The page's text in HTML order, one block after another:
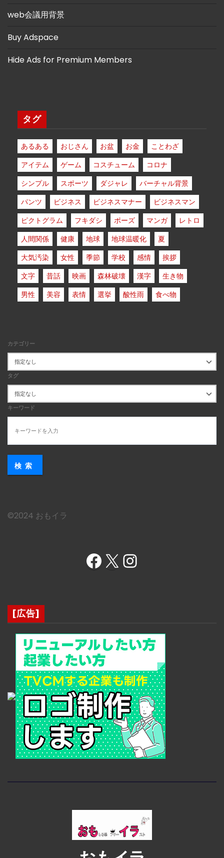
web会議用背景
Buy Adspace
Hide Ads for Premium Members
タグ
あるある おじさん お盆 お金
ことわざ
アイテム
ゲーム コスチューム
コロナ
シンプル
スポーツ ダジャレ
バーチャル背景
パンツ
ビジネス ビジネスマナー
ビジネスマン
ピクトグラム
フキダシ ポーズ マンガ
レトロ
人間関係
健康 地球 地球温暖化
夏
大気汚染
女性 季節 学校 感情
挨拶
文字
昔話 映画 森林破壊 漢字
生き物
男性
美容 表情 選挙 酸性雨 食べ物
カテゴリー
タグ
キーワード
検索
©︎2024 おもイラ
Facebook X Instagram
[広告]